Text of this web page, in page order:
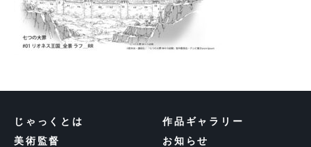
じゃっくとは
美術監督
作品ギャラリー
お知らせ